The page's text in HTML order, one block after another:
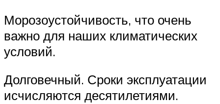
Морозоустойчивость, что очень
важно для наших климатических
условий.
Долговечный. Сроки эксплуатации
исчисляются десятилетиями.